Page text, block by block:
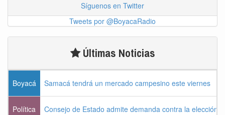
Síguenos en Twitter
Tweets por @BoyacaRadio
Últimas Noticias
Boyacá Samacá tendrá un mercado campesino este viernes
Política Consejo de Estado admite demanda contra la elección